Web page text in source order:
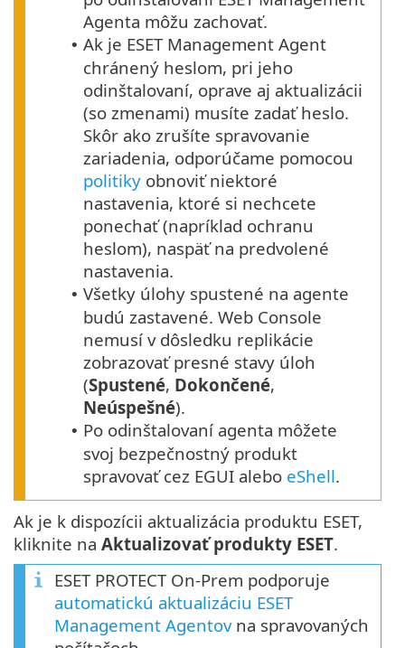
Agenta môžu zachovať.
• Ak je ESET Management Agent
chránený heslom, pri jeho
odinštalovaní, oprave aj aktualizácii
(so zmenami) musíte zadať heslo.
Skôr ako zrušíte spravovanie
zariadenia, odporúčame pomocou
politiky obnoviť niektoré
nastavenia, ktoré si nechcete
ponechať (napríklad ochranu
heslom), naspäť na predvolené
nastavenia.
• Všetky úlohy spustené na agente
budú zastavené. Web Console
nemusí v dôsledku replikácie
zobrazovať presné stavy úloh
(Spustené, Dokončené,
Neúspešné).
• Po odinštalovaní agenta môžete
svoj bezpečnostný produkt
spravovať cez EGUI alebo eShell.
Ak je k dispozícii aktualizácia produktu ESET,
kliknite na Aktualizovať produkty ESET.
ESET PROTECT On-Prem podporuje
automatickú aktualizáciu ESET
Management Agentovna spravovaných